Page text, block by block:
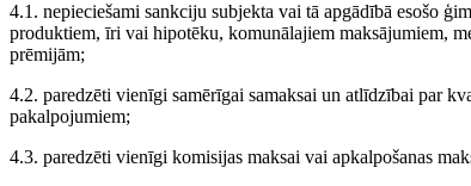
4.1. nepieciešami sankciju subjekta vai tā apgādībā esošo
produktiem, īri vai hipotēku, komunālajiem maksājumiem,
prēmijām;
4.2. paredzēti vienīgi samērīgai samaksai un atlīdzībai par
pakalpojumiem;
4.3. paredzēti vienīgi komisijas maksai vai apkalpošanas